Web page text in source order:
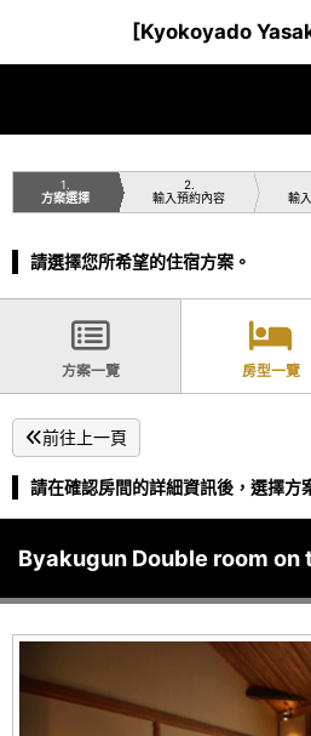
[Kyokoyado
1
方案選擇
2
輸入預約內容
輸
請選擇您所希望的住宿方案。
方案一覽 房型一覽
前往上一頁
請在確認房間的詳細資訊後，選擇方
Byakugun Double room